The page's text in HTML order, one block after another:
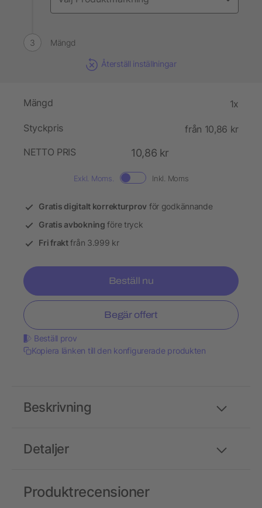
Mängd
Återställ inställningar
Mängd 1x
Styckpris
från 10,86 kr
NETTO PRIS
10,86 kr
Exkl. Moms. Inkl. Moms
Gratis digitalt korrekturprov för godkännande
Gratis avbokning före tryck
Fri fraktfrån 3.999 kr
Beställ nu
Begär offert
Beställ prov
Kopiera länken till den konfigurerade produkten
Detaljer
Beskrivning
Produktrecensioner